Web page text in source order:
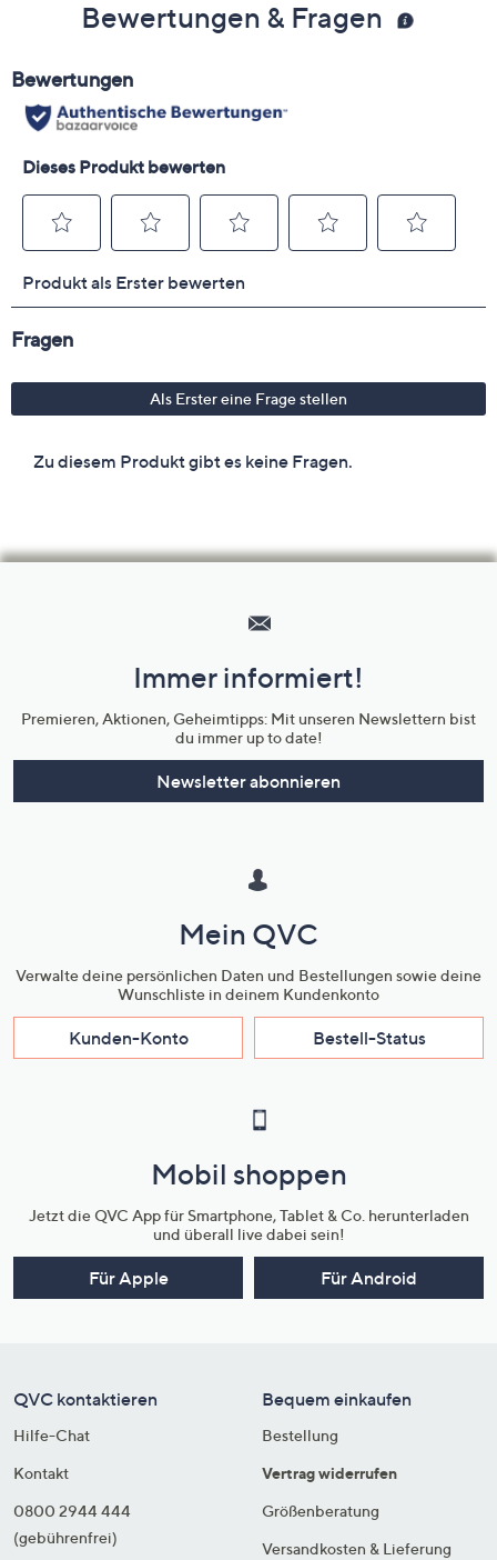
Bewertungen & Fragen
Unternehmensinformationen
Immer informiert!
Premieren, Aktionen, Geheimtipps: Mit unseren Newslettern bist
du immer up to date!
Newsletter abonnieren
Mein QVC
Verwalte deine persönlichen Daten und Bestellungen sowie deine
Wunschliste in deinem Kundenkonto
Kunden-Konto Bestell-Status
Mobil shoppen
Jetzt die QVC App für Smartphone, Tablet & Co. herunterladen
und überall live dabei sein!
Für Apple Für Android
QVC kontaktieren
Hilfe-Chat
Kontakt
0800 2944 444
(gebührenfrei)
Bequem einkaufen
Bestellung
Vertrag widerrufen
Größenberatung
Versandkosten & Lieferung